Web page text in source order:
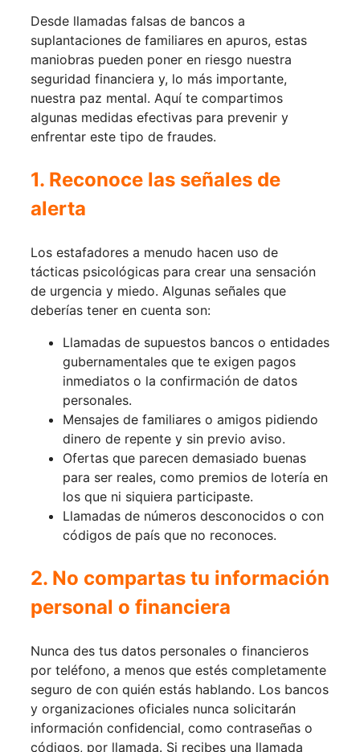
Desde llamadas falsas de bancos a
suplantaciones de familiares en apuros, estas
maniobras pueden poner en riesgo nuestra
seguridad financiera y, lo más importante,
nuestra paz mental. Aquí te compartimos
algunas medidas efectivas para prevenir y
enfrentar este tipo de fraudes.
1. Reconoce las señales de
alerta
Los estafadores a menudo hacen uso de
tácticas psicológicas para crear una sensación
de urgencia y miedo. Algunas señales que
deberías tener en cuenta son:
Llamadas de supuestos bancos o entidades
gubernamentales que te exigen pagos
inmediatos o la confirmación de datos
personales.
Mensajes de familiares o amigos pidiendo
dinero de repente y sin previo aviso.
Ofertas que parecen demasiado buenas
para ser reales, como premios de lotería en
los que ni siquiera participaste.
Llamadas de números desconocidos o con
códigos de país que no reconoces.
2. No compartas tu información
personal o financiera
Nunca des tus datos personales o financieros
por teléfono, a menos que estés completamente
seguro de con quién estás hablando. Los bancos
y organizaciones oficiales nunca solicitarán
información confidencial, como contraseñas o
códigos, por llamada. Si recibes una llamada